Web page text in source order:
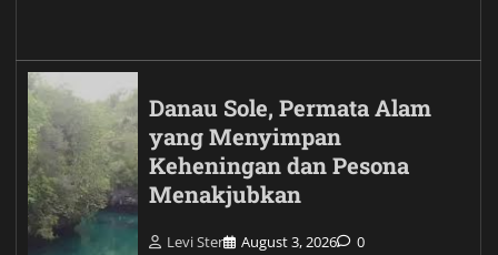
Danau Sole, Permata Alam
yang Menyimpan
Keheningan dan Pesona
Menakjubkan
Levi Ster August 3, 2026 0